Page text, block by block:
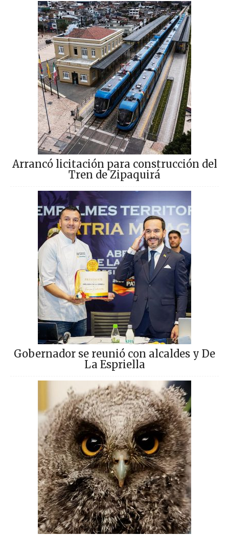
Arrancó licitación para construcción del
Tren de Zipaquirá
Gobernador se reunió con alcaldes y De
La Espriella